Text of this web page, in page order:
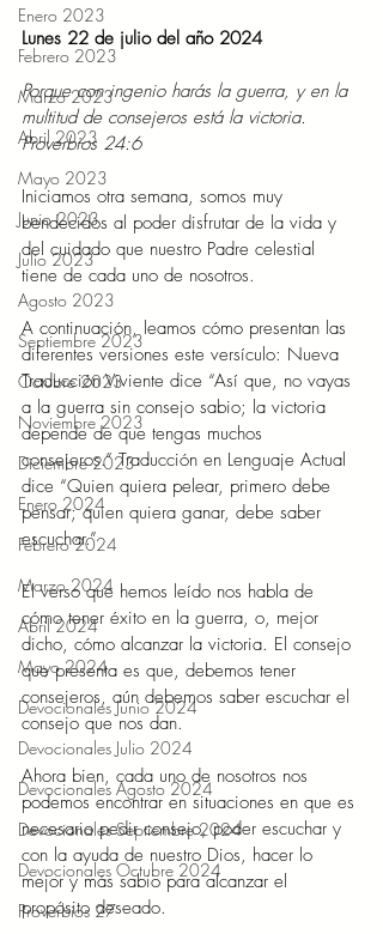
Enero 2023
Febrero 2023
Marzo 2023
Abril 2023
Mayo 2023
Junio 2023
Julio 2023
Agosto 2023
Septiembre 2023
Octubre 2023
Noviembre 2023
Diciembre 2023
Enero 2024
Febrero 2024
Marzo 2024
Abril 2024
Mayo 2024
Devocionales Junio 2024
Devocionales Julio 2024
Devocionales Agosto 2024
Devocionales Septiembre 2024
Devocionales Octubre 2024
Proverbios 27
Lunes 22 de julio del año 2024
Porque con ingenio harás la guerra, y en la
multitud de consejeros está la victoria.
Proverbios 24:6
Iniciamos otra semana, somos muy
bendecidos al poder disfrutar de la vida y
del cuidado que nuestro Padre celestial
tiene de cada uno de nosotros.
A continuación, leamos cómo presentan las
diferentes versiones este versículo: Nueva
Traducción Viviente dice “Así que, no vayas
a la guerra sin consejo sabio; la victoria
depende de que tengas muchos
consejeros.” Traducción en Lenguaje Actual
dice “Quien quiera pelear, primero debe
pensar; quien quiera ganar, debe saber
escuchar.”
El verso que hemos leído nos habla de
cómo tener éxito en la guerra, o, mejor
dicho, cómo alcanzar la victoria. El consejo
que presenta es que, debemos tener
consejeros, aún debemos saber escuchar el
consejo que nos dan.
Ahora bien, cada uno de nosotros nos
podemos encontrar en situaciones en que es
necesario pedir consejo, poder escuchar y
con la ayuda de nuestro Dios, hacer lo
mejor y más sabio para alcanzar el
propósito deseado.